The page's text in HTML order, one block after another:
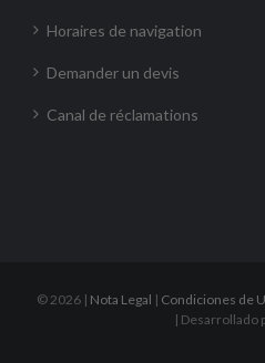
Horaires de navigation
Demander un devis
Canal de réclamations
©2026 | Nota Legal | Condiciones de
| Desarrollado